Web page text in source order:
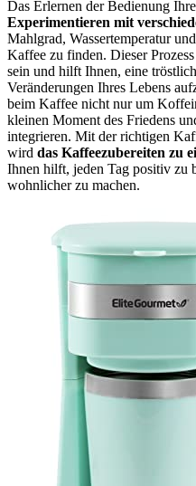
Das Erlernen der Bedienung
Experimentieren mit
Mahlgrad, Wassertemperatur
Kaffee zu finden. Dieser
sein und hilft Ihnen, eine
Veränderungen Ihres Lebens
beim Kaffee nicht nur um
kleinen Moment des Friedens
integrieren. Mit der richtigen
wird das Kaffeezubereiten zu
Ihnen hilft, jeden Tag positiv zu
wohnlicher zu machen.